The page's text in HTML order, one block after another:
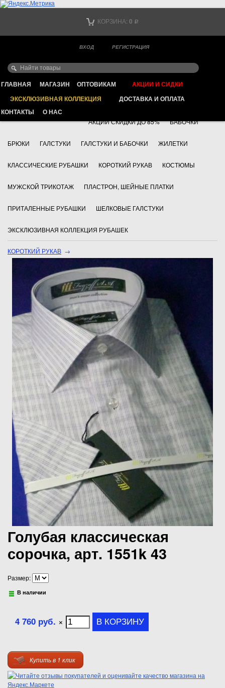
КОРЗИНА: 0 Р
ВХОД РЕГИСТРАЦИЯ
ГЛАВНАЯ МАГАЗИН ОПТОВИКАМ
АКЦИИ И СИДКИ
ЭКСКЛЮЗИВНАЯ КОЛЛЕКЦИЯ
ДОСТАВКА И ОПЛАТА
КОНТАКТЫ
О НАС
Ваш город -
ИНТЕРНЕТ МАГАЗИН КЛАССИЧЕСКОЙ МУЖСКОЙ ОДЕЖДЫ
+7 495 783 69 17 АКСЕССУАРЫ
АКЦИИ СКИДКИ ДО 85% БАБОЧКИ
БРЮКИ ГАЛСТУКИ ГАЛСТУКИ И БАБОЧКИ ЖИЛЕТКИ
КЛАССИЧЕСКИЕ РУБАШКИ КОРОТКИЙ РУКАВ КОСТЮМЫ
МУЖСКОЙ ТРИКОТАЖ ПЛАСТРОН, ШЕЙНЫЕ ПЛАТКИ
ПРИТАЛЕННЫЕ РУБАШКИ ШЕЛКОВЫЕ ГАЛСТУКИ
ЭКСКЛЮЗИВНАЯ КОЛЛЕКЦИЯ РУБАШЕК
КОРОТКИЙ РУКАВ →
Голубая классическая
сорочка, арт. 1551k 43
Размер:
В наличии
4 760 руб. ×
Купить в 1 клик